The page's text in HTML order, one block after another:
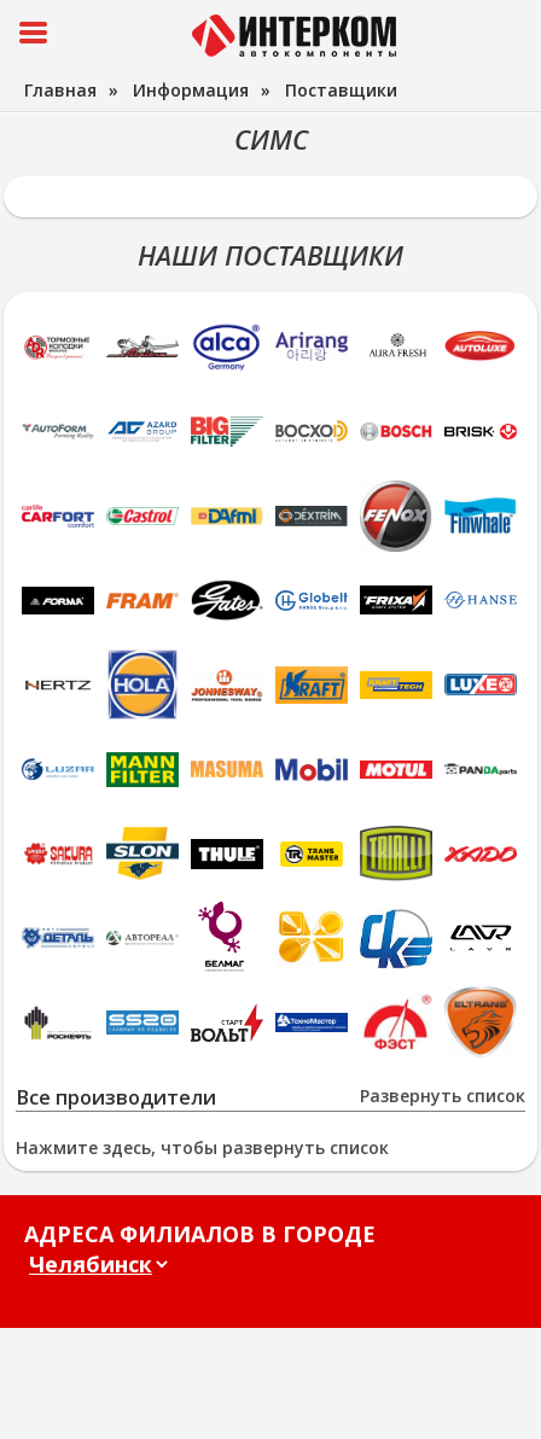
Главная » Информация » Поставщики
СИМС
НАШИ ПОСТАВЩИКИ
Развернуть список
Все производители
Нажмите здесь, чтобы развернуть список
АДРЕСА ФИЛИАЛОВ В ГОРОДЕ